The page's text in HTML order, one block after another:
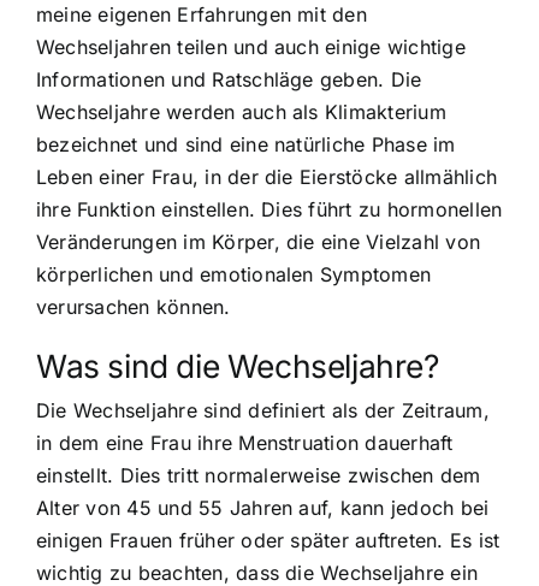
meine eigenen Erfahrungen mit den
Wechseljahren teilen und auch einige wichtige
Informationen und Ratschläge geben. Die
Wechseljahre werden auch als Klimakterium
bezeichnet und sind eine natürliche Phase im
Leben einer Frau, in derdie Eierstöcke allmählich
ihre Funktion einstellen. Dies führt zu hormonellen
Veränderungen im Körper, die eine Vielzahl von
körperlichen und emotionalen Symptomen
verursachen können.
Was sind die Wechseljahre?
Die Wechseljahre sind definiert als der Zeitraum,
in dem eine Frau ihre Menstruation dauerhaft
einstellt. Dies tritt normalerweise zwischen dem
Alter von 45 und 55 Jahren auf, kann jedoch bei
einigen Frauen früher oder später auftreten. Es ist
wichtig zu beachten, dass die Wechseljahre ein